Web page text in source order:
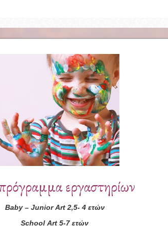
Συνεργάτες
εργαστηρίων
Baby– Junior Art2,5- 4 ετών
School Art 5-7 ετών